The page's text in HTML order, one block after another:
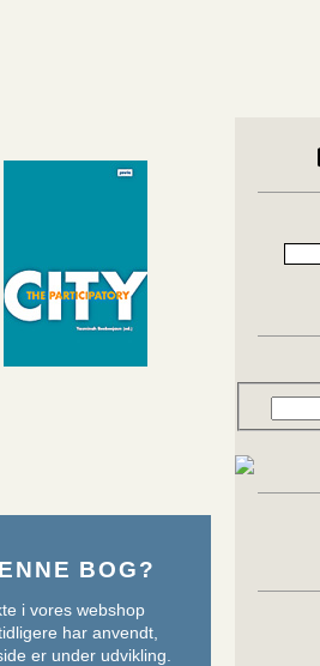
BOG?
i vores webshop
har anvendt,
er under udvikling.